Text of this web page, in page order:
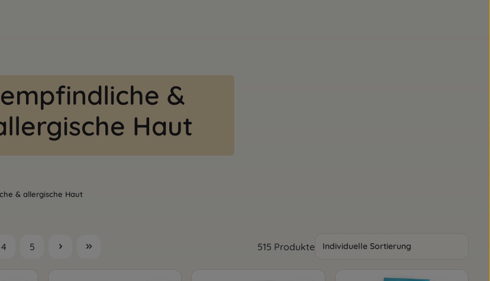
empfindliche &
Haut
& allergische Haut
Seite
4
Seite
5 515 Produkte